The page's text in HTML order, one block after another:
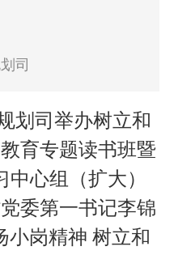
司
划司举办树立和
育专题读书班暨
中心组（扩大）
委第一书记李锦
小岗精神 树立和